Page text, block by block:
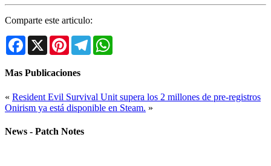
Comparte este articulo:
Facebook
X PinterestTelegram
Mas Publicaciones
« Resident Evil Survival Unit supera los 2 millones de pre-registros
Onirism ya está disponible en Steam. »
News - Patch Notes